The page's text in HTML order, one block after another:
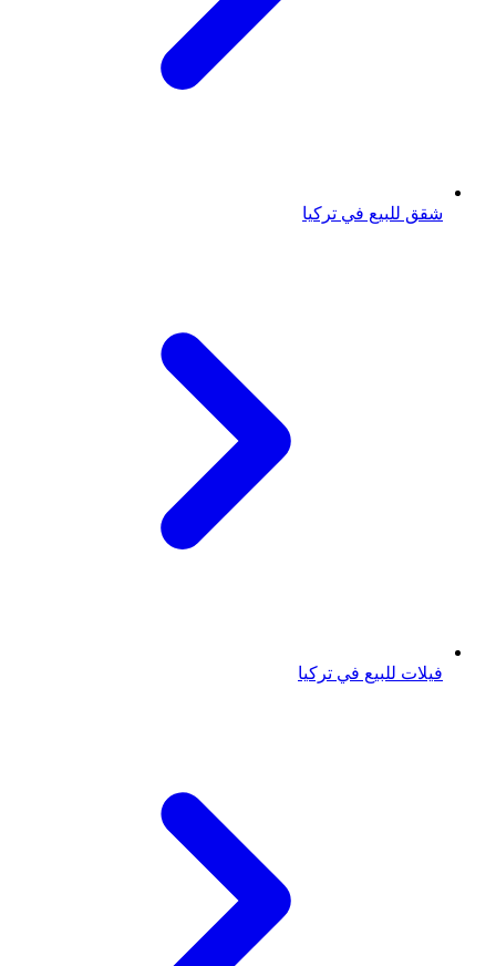
شقق للبيع في تركيا
فيلات للبيع في تركيا